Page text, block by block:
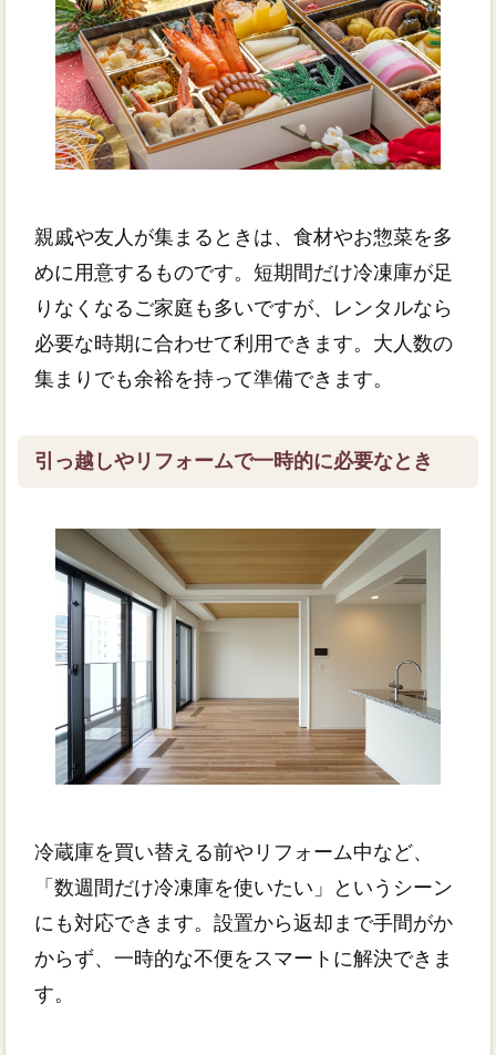
親戚や友人が集まるときは、食材やお惣菜を多
めに用意するものです。短期間だけ冷凍庫が足
りなくなるご家庭も多いですが、レンタルなら
必要な時期に合わせて利用できます。大人数の
集まりでも余裕を持って準備できます。
引っ越しやリフォームで一時的に必要なとき
冷蔵庫を買い替える前やリフォーム中など、
「数週間だけ冷凍庫を使いたい」というシーン
にも対応できます。設置から返却まで手間がか
からず、一時的な不便をスマートに解決できま
す。